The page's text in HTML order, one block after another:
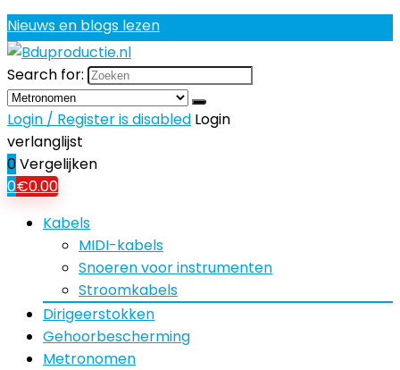
Nieuws en blogs lezen
Search for:
Login / Register is disabled Login
verlanglijst
0Vergelijken
0€0.00
Kabels
MIDI-kabels
Snoeren voor instrumenten
Stroomkabels
Dirigeerstokken
Gehoorbescherming
Metronomen